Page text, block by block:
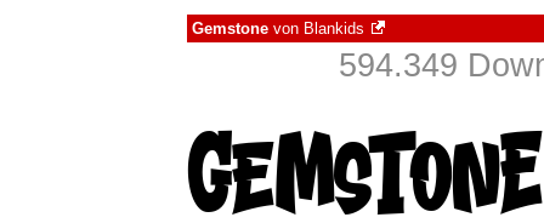
Gemstone von Blankids
594.349